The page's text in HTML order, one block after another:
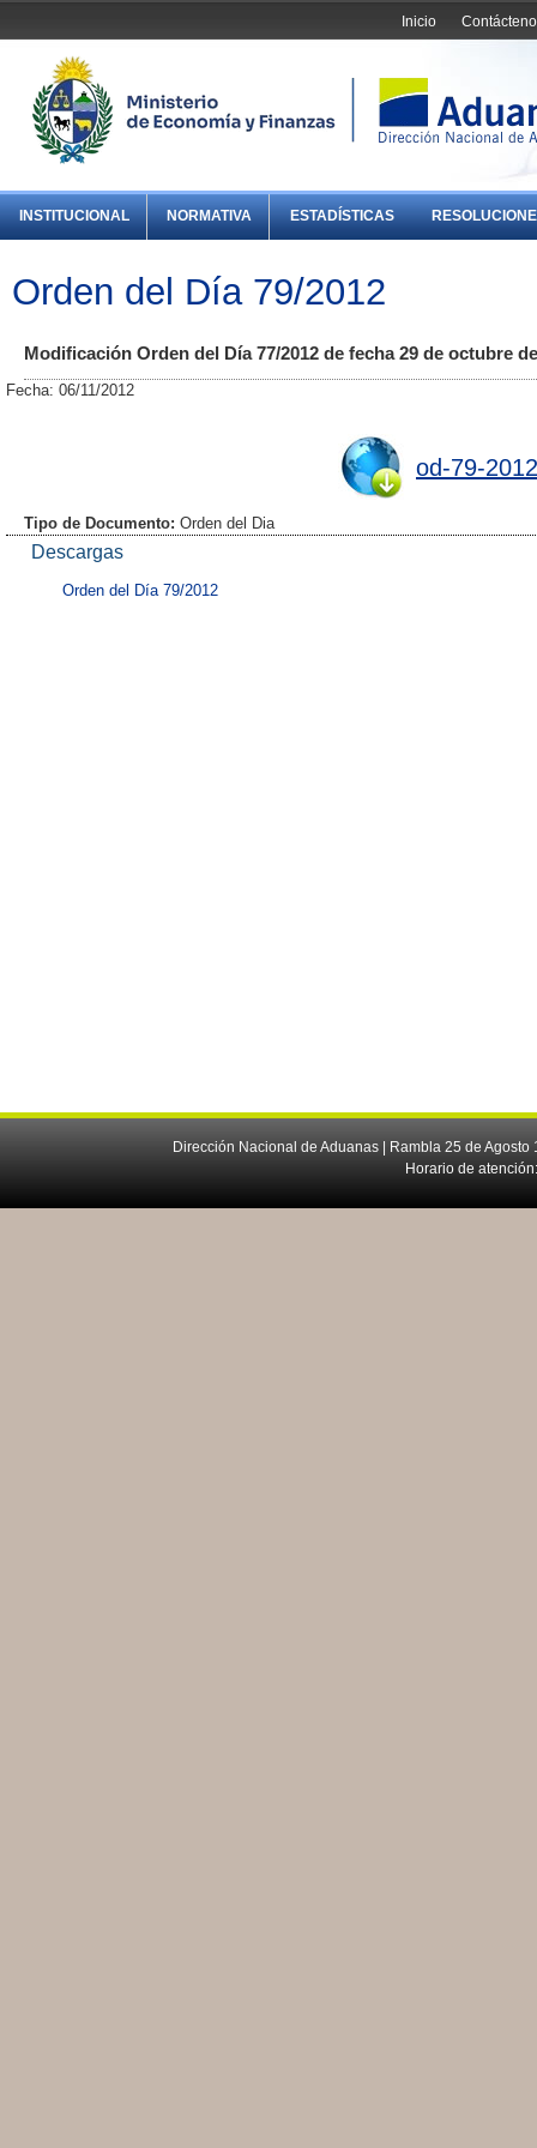
Inicio
INSTITUCIONAL NORMATIVA ESTADÍSTICAS
Orden del Día 79/2012
Modificación Orden del Día 77/2012 de fecha 29 de octubre
Fecha: 06/11/2012
od-79-
Tipo de Documento: Orden del Dia
Descargas
Orden del Día 79/2012
Dirección Nacional de Aduanas | Rambla 25 de
Horario de